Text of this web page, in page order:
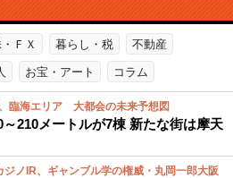
ＦＸ 暮らし・税 不動産
お宝・アート コラム
臨海エリア 大都会の未来予想図
210メートルが7棟 新たな街は摩天
ジノIR、ギャンブル学の権威・丸岡一郎大阪